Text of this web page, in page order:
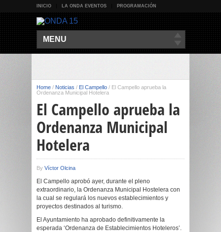
INICIO LA ONDA EVENTOS PROGRAMACIÓN
MENU
Home / Noticias / El Campello / El Campello aprueba la
Ordenanza Municipal Hotelera
El Campello aprueba la
Ordenanza Municipal
Hotelera
By Víctor Olcina
El Campello aprobó ayer, durante el pleno
extraordinario, la Ordenanza Municipal Hostelera con
la cual se regulará los nuevos establecimientos y
proyectos destinados al turismo.
El Ayuntamiento ha aprobado definitivamente la
esperada ‘Ordenanza de Establecimientos Hoteleros’.